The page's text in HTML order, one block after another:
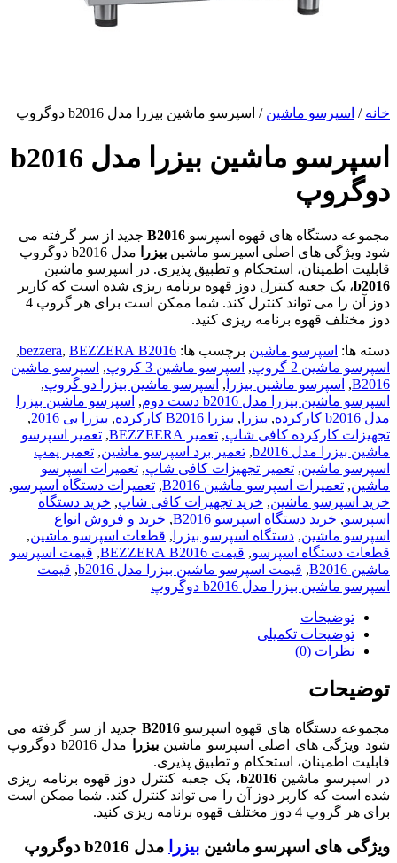
خانه / اسپرسو‌ ماشین / اسپرسو ماشین بیزرا مدل b2016 دوگروپ
اسپرسو ماشین بیزرا مدل b2016
دوگروپ
مجموعه دستگاه های قهوه اسپرسو B2016 جدید از سر گرفته می
شود ویژگی های اصلی اسپرسو ماشین بیزرا
مدل b2016 دوگروپ
قابلیت اطمینان، استحکام و تطبیق پذیری. در اسپرسو ماشین
b2016، یک جعبه کنترل دوز قهوه برنامه ریزی شده است که کاربر
دوز آن را می تواند کنترل کند. شما ممکن است برای هر گروپ 4
دوز مختلف قهوه برنامه ریزی کنید.
دسته ها: اسپرسو‌ ماشین برچسب ها: bezzera BEZZERA B2016
اسپرسو ماشین 2 گروپ
اسپرسو ماشین 3 کروپ
اسپرسو ماشین
B2016
اسپرسو ماشین بیزرا اسپرسو ماشین بیزرا دو گروپ
اسپرسو ماشین بیزرا مدل b2016 دست دوم
اسپرسو ماشین بیزرا
مدل b2016 کارکرده
بیزرا بیزرا B2016 کارکرده بیزرا بی 2016
تجهیزات کارکرده کافی شاپ تعمیر BEZZEERA
تعمیر اسپرسو
ماشین بیزرا مدل b2016
تعمیر برد اسپرسو ماشین تعمیر پمپ
اسپرسو ماشین تعمیر تجهیزات کافی شاپ تعمیرات اسپرسو
ماشین تعمیرات اسپرسو ماشین B2016 تعمیرات دستگاه اسپرسو
خرید اسپرسو ماشین
خرید تجهیزات کافی شاپ
خرید دستگاه
اسپرسو
خرید دستگاه اسپرسو B2016
خرید و فروش انواع
اسپرسو ماشین دستگاه اسپرسو بیزرا قطعات اسپرسو ماشین
قطعات دستگاه اسپرسو
قیمت BEZZERA B2016
قیمت اسپرسو
ماشین B2016
قیمت اسپرسو ماشین بیزرا مدل b2016
قیمت
اسپرسو ماشین بیزرا مدل b2016 دوگروپ
توضیحات
توضیحات تکمیلی
نظرات (0)
توضیحات
مجموعه دستگاه های قهوه اسپرسوB2016 جدید از سر گرفته می
شود ویژگی های اصلی اسپرسو ماشینبیزرا
مدل b2016 دوگروپ
قابلیت اطمینان، استحکام و تطبیق پذیری.
در اسپرسو ماشینb2016، یک جعبه کنترل دوز قهوه برنامه ریزی
شده است که کاربر دوز آن را می تواند کنترل کند. شما ممکن است
برای هر گروپ 4 دوز مختلف قهوه برنامه ریزی کنید.
ویژگی های اسپرسو ماشین بیزرا مدل b2016 دوگروپ